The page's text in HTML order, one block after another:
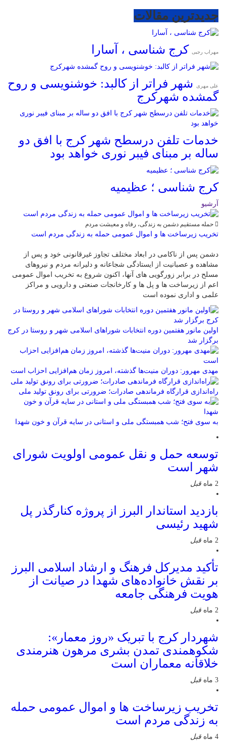
جدیدترین مقالات
مهراب رجبی کرج شناسی ، آسارا
علی مهری
شهر فراتر از کالبد: خوشنویسی و روح
گمشده شهرکرج
خدمات تلفن درسطح شهر کرج با افق دو
ساله بر مبنای فیبر نوری خواهد بود
کرج شناسی ؛ عظیمیه
آرشیو
حمله مستقیم دشمن به زندگی، رفاه و معیشت مردم
تخریب زیرساخت ها و اموال عمومی حمله به زندگی مردم است
دشمن پس از ناکامی در ابعاد مختلف تجاوز غیرقانونی خود و پس از
مشاهده و عصبانیت از ایستادگی شجاعانه و دلیرانه مردم و نیروهای
مسلح در برابر زورگویی های آنها، اکنون شروع به تخریب اموال عمومی
اعم از زیرساخت ها و پل ها و کارخانجات صنعتی و دارویی و مراکز
علمی و اداری نموده است
اولین مانور هفتمین دوره انتخابات شوراهای اسلامی شهر و روستا در کرج
برگزار شد
مهدی مهرور: دوران منیت‌ها گذشته، امروز زمان هم‌افزایی احزاب است
راه‌اندازی قرارگاه فرماندهی صادرات؛ ضرورتی برای رونق تولید ملی
به سوی فتح؛ شب همبستگی ملی و استانی در سایه قرآن و خون شهدا
توسعه حمل و نقل عمومی اولویت شورای
شهر است
2 ماه قبل
بازدید استاندار البرز از پروژه کنارگذر پل
شهید رئیسی
2 ماه قبل
تأکید مدیرکل فرهنگ و ارشاد اسلامی البرز
بر نقش خانواده‌های شهدا در صیانت از
هویت فرهنگی جامعه
2 ماه قبل
شهردار کرج با تبریک «روز معمار»:
شکوهمندی تمدن بشری مرهون هنرمندی
خلاقانه معماران است
3 ماه قبل
تخریب زیرساخت ها و اموال عمومی حمله
به زندگی مردم است
4 ماه قبل